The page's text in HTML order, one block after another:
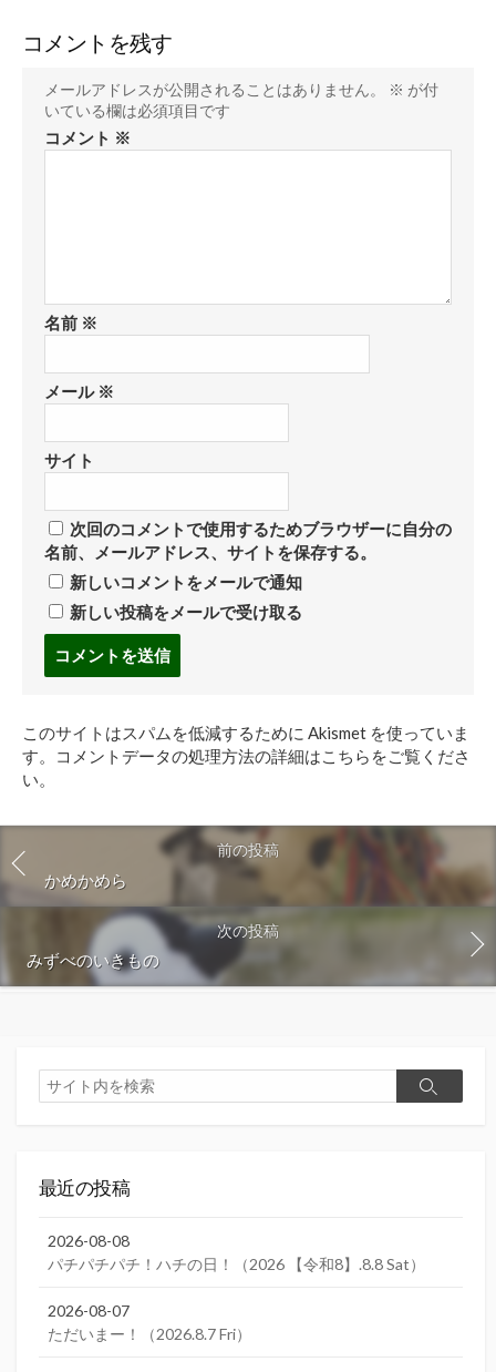
コメントを残す
メールアドレスが公開されることはありません。 ※ が付
いている欄は必須項目です
コメント ※
名前 ※
メール ※
サイト
次回のコメントで使用するためブラウザーに自分の
名前、メールアドレス、サイトを保存する。
新しいコメントをメールで通知
新しい投稿をメールで受け取る
す
る
このサイトはスパムを低減するために Akismet を使っていま
す。
コメントデータの処理方法の詳細はこちらをご覧くださ
い。
前の投稿
かめかめら
次の投稿
みずべのいきもの
検
索
検
最近の投稿
2026-08-08
パチパチパチ！ハチの日！（2026 【令和8】.8.8 Sat）
2026-08-07
ただいまー！（2026.8.7 Fri）